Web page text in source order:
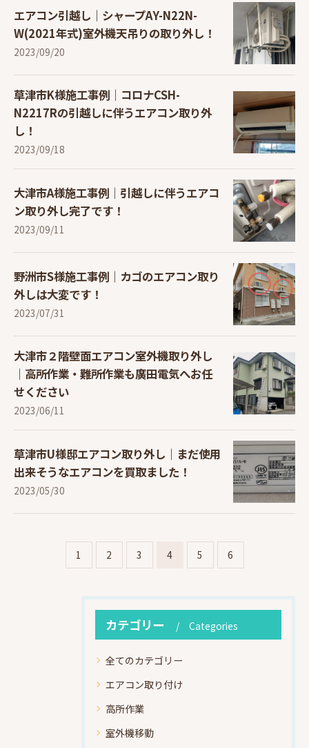
エアコン引越し｜シャープAY-N22N-
W(2021年式)室外機天吊りの取り外し！
2023/09/20
草津市K様施工事例｜コロナCSH-
N2217Rの引越しに伴うエアコン取り外
し！
2023/09/18
大津市A様施工事例｜引越しに伴うエアコ
ン取り外し完了です！
2023/09/11
野洲市S様施工事例｜カゴのエアコン取り
外しは大変です！
2023/07/31
大津市２階壁面エアコン室外機取り外し
｜高所作業・難所作業も廣田電気へお任
せください
2023/06/11
草津市U様邸エアコン取り外し｜まだ使用
出来そうなエアコンを買取ました！
2023/05/30
1 2 3 4 5 6
カテゴリー Categories
全てのカテゴリー
エアコン取り付け
高所作業
室外機移動